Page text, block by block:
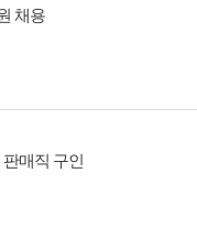
채용
매직 구인